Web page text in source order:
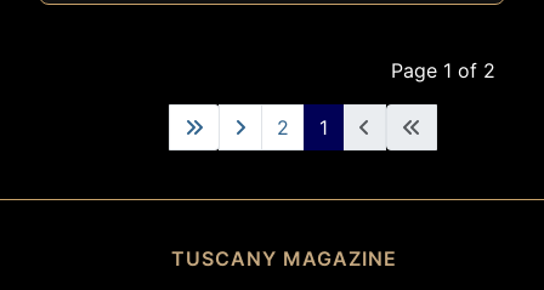
Page 1 of 2
1
2
TUSCANY MAGAZINE